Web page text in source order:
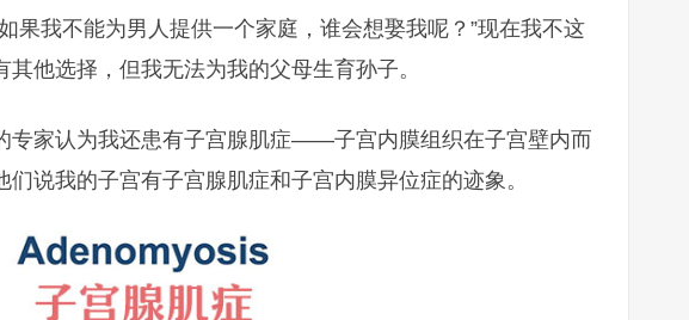
果我不能为男人提供一个家庭，谁会想娶我呢？”现在我不这
他选择，但我无法为我的父母生育孙子。
专家认为我还患有子宫腺肌症——子宫内膜组织在子宫壁内而
说我的子宫有子宫腺肌症和子宫内膜异位症的迹象。